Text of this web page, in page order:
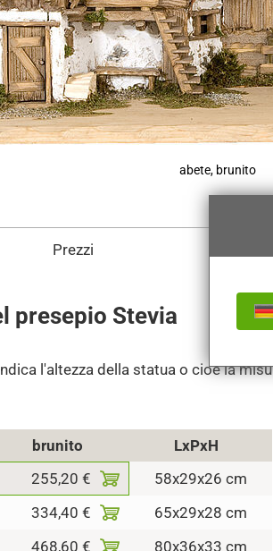
abete, brunito
Prezzi
presepio Stevia
l'altezza della statua o cioè la
brunito
LxPxH
255,20 €
58x29x26 cm
334,40 €
65x29x28 cm
468,60 €
80x36x33 cm